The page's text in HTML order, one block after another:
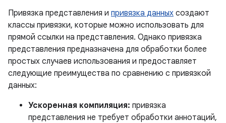
Привязка представления и привязка данных создают
классы привязки, которые можно использовать для
прямой ссылки на представления. Однако привязка
представления предназначена для обработки более
простых случаев использования и предоставляет
следующие преимущества по сравнению с привязкой
данных:
Ускоренная компиляция: привязка
представления не требует обработки аннотаций,